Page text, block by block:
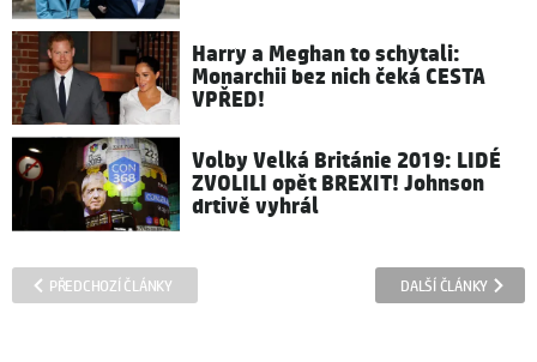
Harry a Meghan to schytali:
Monarchii bez nich čeká CESTA
VPŘED!
Volby Velká Británie 2019: LIDÉ
ZVOLILI opět BREXIT! Johnson
drtivě vyhrál
PŘEDCHOZÍ ČLÁNKY DALŠÍ ČLÁNKY